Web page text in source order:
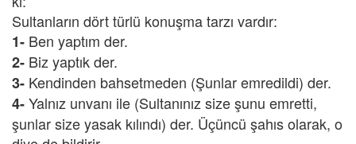
Sultanların dört türlü konuşma tarzı vardır:
1- Ben yaptım der.
2- Biz yaptık der.
3- Kendinden bahsetmeden (Şunlar emredildi) der.
4-Yalnız unvanı ile (Sultanınız size şunu emretti,
şunlar size yasak kılındı) der. Üçüncü şahıs olarak, o